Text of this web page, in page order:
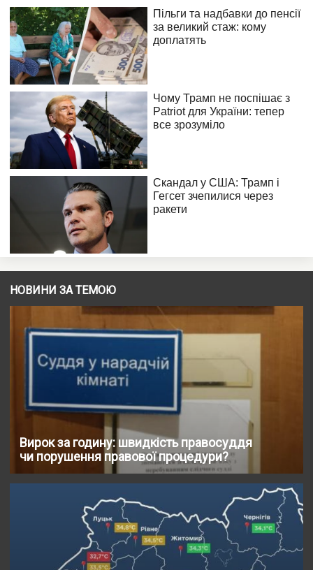
НОВИНИ ЗА ТЕМОЮ
Вирок за годину: швидкість правосуддя
чи порушення правової процедури?